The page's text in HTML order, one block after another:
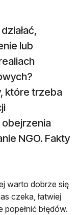
lub
które trzeba
NGO. Fakty
warto dobrze się
czeka, łatwiej
błędów.